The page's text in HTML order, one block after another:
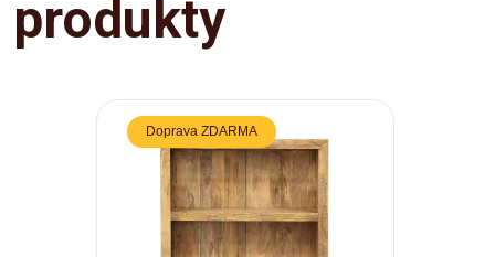
produkty
Doprava ZDARMA